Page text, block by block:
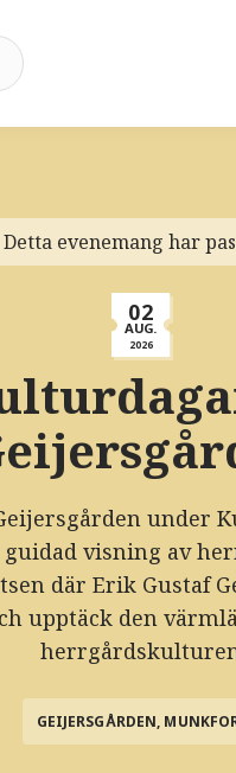
Detta evenemang har
02
AUG.
2026
under
guidad visning av
där Erik Gustaf
upptäck den
GEIJERSGÅRDEN,